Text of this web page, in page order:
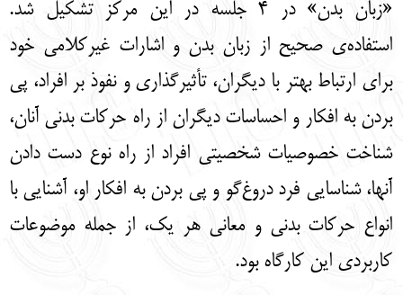
«زبان بدن» در 4 جلسه در این مرکز تشکیل شد.
استفاده‌ی صحیح از زبان بدن و اشارات غیرکلامی خود
برای ارتباط بهتر با دیگران، تأثیرگذاری و نفوذ بر افراد، پی
بردن به افکار و احساسات دیگران از راه حرکات بدنی آنان،
شناخت خصوصیات شخصیتی افراد از راه نوع دست دادن
آنها، شناسایی فرد دروغ‌گو و پی بردن به افکار او، آشنایی با
انواع حرکات بدنی و معانی هر یک، از جمله موضوعات
کاربردی این کارگاه بود.